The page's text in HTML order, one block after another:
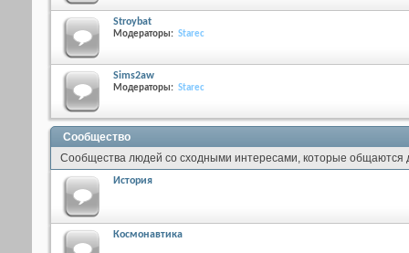
Stroybat
Модераторы: Starec
Sims2aw
Модераторы: Starec
Сообщество
Сообщества людей со сходными интересами, которые общаются
История
Космонавтика